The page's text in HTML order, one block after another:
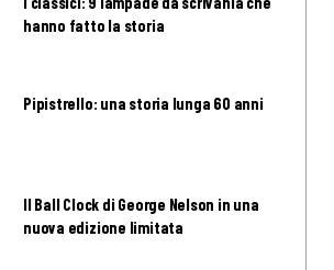
hanno fatto la storia
Pipistrello: una storia lunga 60 anni
Il Ball Clock di George Nelson in una
nuova edizione limitata